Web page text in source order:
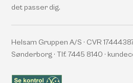
det passer dig.
Helsam Gruppen A/S · CVR
Sønderborg · Tlf. 7445 8140 ·